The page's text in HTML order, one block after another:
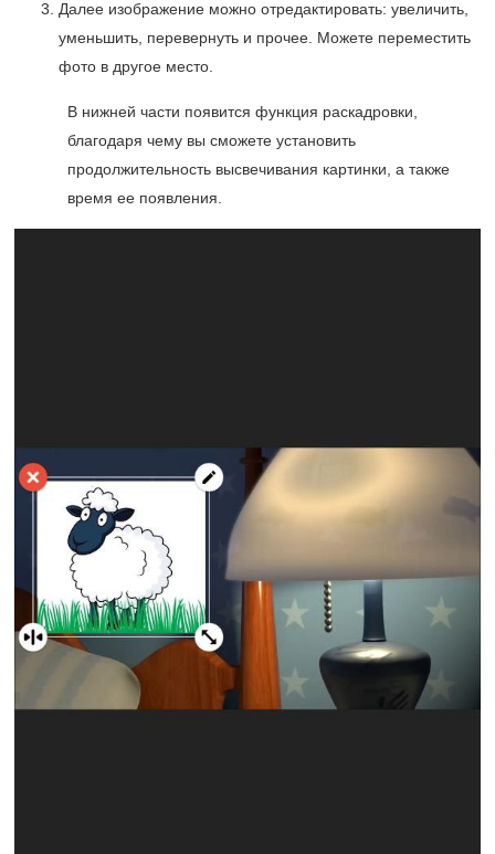
Далее изображение можно отредактировать: увеличить,
уменьшить, перевернуть и прочее. Можете переместить
фото в другое место.
В нижней части появится функция раскадровки,
благодаря чему вы сможете установить
продолжительность высвечивания картинки, а также
время ее появления.